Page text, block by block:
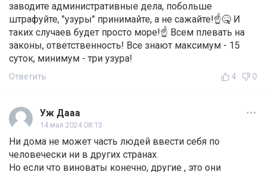
заводите административные дела, побольше
штрафуйте, "узуры" принимайте, а не сажайте!☝🤒 И
таких случаев будет просто море!☝ Всем плевать на
законы, ответственность! Все знают максимум - 15
суток, минимум - три узура!
Ответить 4 0
Уж Дааа
14 мая 2024 08:13
Ни дома не может часть людей ввести себя по
человечески ни в других странах.
Но если что виноваты конечно, другие , это они